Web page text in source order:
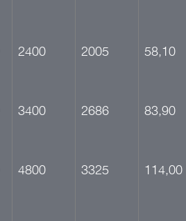
2400 2005 58,10
3400 2686 83,90
4800 3325 114,00